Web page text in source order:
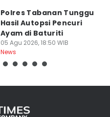
Polres Tabanan Tunggu
Hasil Autopsi Pencuri
Ayam di Baturiti
05 Agu 2026, 18:50 WIB
News